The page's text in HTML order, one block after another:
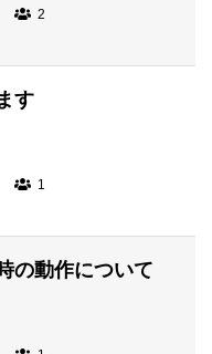
2
す
1
の動作について